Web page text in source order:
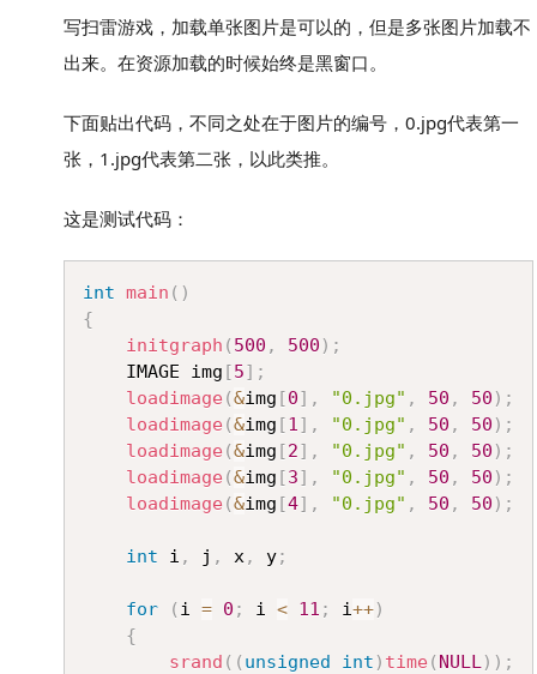
写扫雷游戏，加载单张图片是可以的，但是多张图片加载不
出来。在资源加载的时候始终是黑窗口。
下面贴出代码，不同之处在于图片的编号，0.jpg代表第一
张，1.jpg代表第二张，以此类推。
这是测试代码：
int main ( )
{
initgraph ( 500 , 500 ) ;
	IMAGE img
[5] ;
loadimage(&img [0] , "0.jpg" , 50 , 50 ) ;
loadimage(&img [1] , "0.jpg" , 50 , 50 ) ;
loadimage(&img [2] , "0.jpg" , 50 , 50 ) ;
loadimage(&img [3] , "0.jpg" , 50 , 50 ) ;
loadimage(&img [4] , "0.jpg" , 50 , 50 ) ;
int i , j , x, y;
for ( i = 0 ; i < 11 ; i++)
{
srand ( ( unsigned int ) time( NULL) ) ;